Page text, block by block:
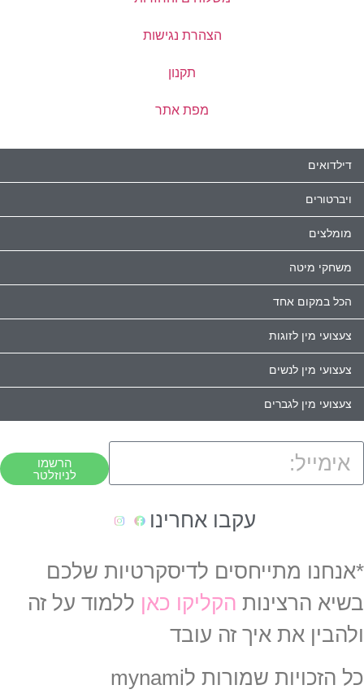
הצהרת נגישות
תקנון
מפת אתר
דילדואים
ויברטורים
מומלצים
משחקי מיטה
הכל במקום אחד
צעצועי מין לזוגות
צעצועי מין לנשים
צעצועי מין לגברים
הרשמו
לניוזלטר
עקבו אחרינו
*אנחנו מתייחסים לדיסקרטיות שלכם
בשיא הרצינות הקליקו כאן ללמוד על זה
ולהבין את איך זה עובד
כל הזכויות שמורות לmynami